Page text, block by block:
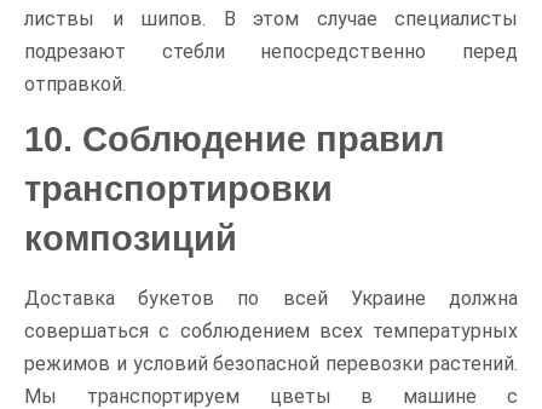
листвы и шипов. В этом случае специалисты
подрезают стебли непосредственно перед
отправкой.
10. Соблюдение правил
транспортировки
композиций
Доставка букетов по всей Украине должна
совершаться с соблюдением всех температурных
режимов и условий безопасной перевозки растений.
Мы транспортируем цветы в машине с